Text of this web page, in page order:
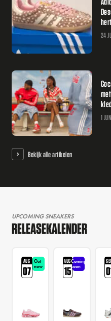
24
1
Bekijk alle artikelen
UPCOMING SNEAKERS
RELEASEKALENDER
AUG
07
Out
now
AUG
15
Coming
soon